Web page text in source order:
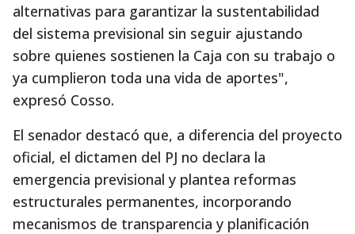
alternativas para garantizar la sustentabilidad
del sistema previsional sin seguir ajustando
sobre quienes sostienen la Caja con su trabajo o
ya cumplieron toda una vida de aportes",
expresó Cosso.
El senador destacó que, a diferencia del proyecto
oficial, el dictamen del PJ no declara la
emergencia previsional y plantea reformas
estructurales permanentes, incorporando
mecanismos de transparencia y planificación